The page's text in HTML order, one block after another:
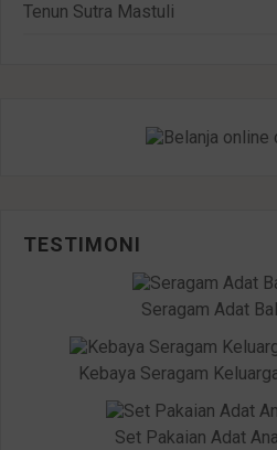
Tenun Sutra Mastuli
TESTIMONI
Seragam Adat
Kebaya Seragam
Set Pakaian Adat